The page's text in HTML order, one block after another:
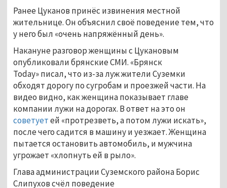
Ранее Цуканов принёс извинения местной
жительнице. Он объяснил своё поведение тем, что
у него был «очень напряжённый день».
Накануне разговор женщины с Цукановым
опубликовали брянские СМИ. «Брянск
Today» писал, что из-за луж жители Суземки
обходят дорогу по сугробам и проезжей части. На
видео видно, как женщина показывает главе
компании лужи на дорогах. В ответ на это он
советуетей «протрезветь, а потом лужи искать»,
после чего садится в машину и уезжает. Женщина
пытается остановить автомобиль, и мужчина
угрожает «хлопнуть ей в рыло».
Глава администрации Суземского района Борис
Слипухов счёл поведение